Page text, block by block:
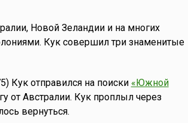
Новой Зеландии и на многих
Кук совершил три знаменитые
Кук отправился на поиски «Южной
от Австралии. Кук проплыл через
вернуться.